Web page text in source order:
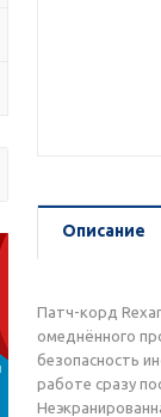
Описание
Патч-корд
омеднённого
безопасность
работе сразу